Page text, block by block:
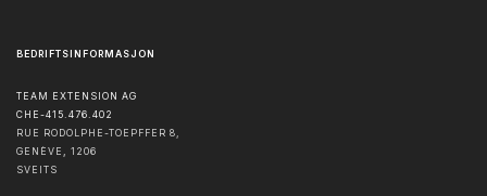
BEDRIFTSINFORMASJON
TEAM EXTENSION AG
CHE-415.476.402
RUE RODOLPHE-TOEPFFER 8,
GENÈVE , 1206
SVEITS